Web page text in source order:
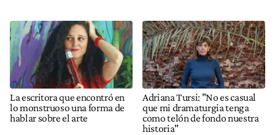
La escritora que encontró en
lo monstruoso una forma de
hablar sobre el arte
Adriana Tursi: "No es casual
que mi dramaturgia tenga
como telón de fondo nuestra
historia"